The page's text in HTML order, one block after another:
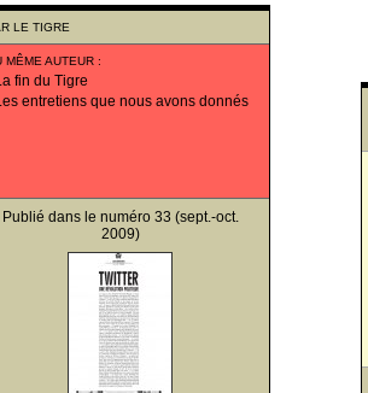
LE TIGRE
MÊME AUTEUR :
fin du Tigre
entretiens que nous avons donnés
Publié dans le numéro 33 (sept.-oct.
2009)